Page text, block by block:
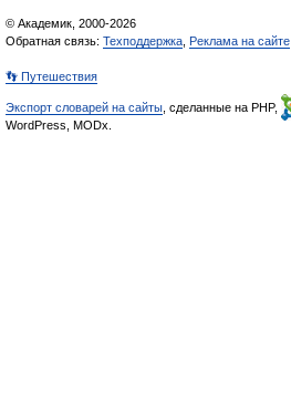
© Академик, 2000-2026
Обратная связь: Техподдержка Реклама на сайте
👣 Путешествия
Экспорт словарей на сайты , сделанные на PHP,
WordPress, MODx.